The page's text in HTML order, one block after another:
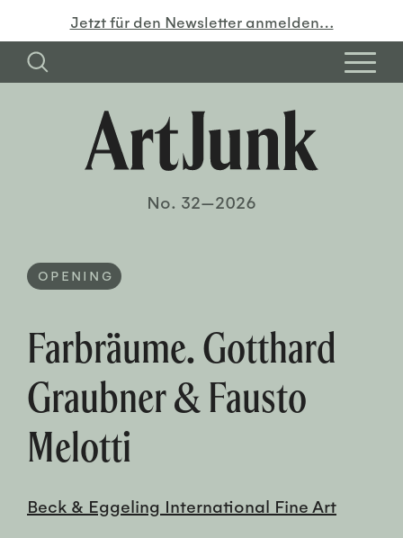
Jetzt für den Newsletter anmelden…
No. 32—2026
OPENING
Farbräume. Gotthard
Graubner & Fausto
Melotti
Beck & Eggeling International Fine Art